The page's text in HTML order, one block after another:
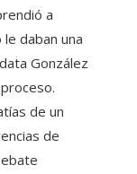
a
daban una
González
de un
de